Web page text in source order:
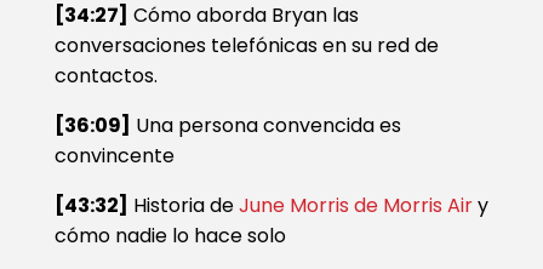
[34:27] Cómo aborda Bryan las
conversaciones telefónicas en su red de
contactos.
[36:09] Una persona convencida es
convincente
[43:32] Historia deJune Morris de Morris Airy
cómo nadie lo hace solo